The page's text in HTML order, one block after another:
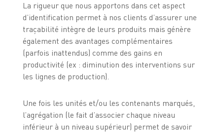
La rigueur que nous apportons dans cet aspect
d’identification permet à nos clients d’assurer une
traçabilité intègre de leurs produits mais génère
également des avantages complémentaires
(parfois inattendus) comme des gains en
productivité (ex : diminution des interventions sur
les lignes de production).
Une fois les unités et/ou les contenants marqués,
l’agrégation (le fait d’associer chaque niveau
inférieur à un niveau supérieur) permet de savoir